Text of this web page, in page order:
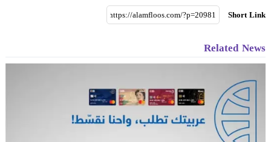
Short Link
Related News